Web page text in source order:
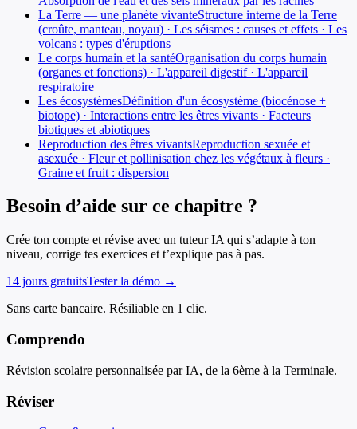
La Terre — une planète vivanteStructure interne de la Terre
(croûte, manteau, noyau) · Les séismes : causes et effets · Les
volcans : types d'éruptions
Le corps humain et la santéOrganisation du corps humain
(organes et fonctions) · L'appareil digestif · L'appareil
respiratoire
Les écosystèmesDéfinition d'un écosystème (biocénose +
biotope) · Interactions entre les êtres vivants · Facteurs
biotiques et abiotiques
Reproduction des êtres vivantsReproduction sexuée et
asexuée · Fleur et pollinisation chez les végétaux à fleurs ·
Graine et fruit : dispersion
Besoin d’aide sur ce chapitre ?
Crée ton compte et révise avec un tuteur IA qui s’adapte à ton
niveau, corrige tes exercices et t’explique pas à pas.
14 jours gratuitsTester la démo →
Sans carte bancaire. Résiliable en 1 clic.
Comprendo
Révision scolaire personnalisée par IA, de la 6ème à la Terminale.
Réviser